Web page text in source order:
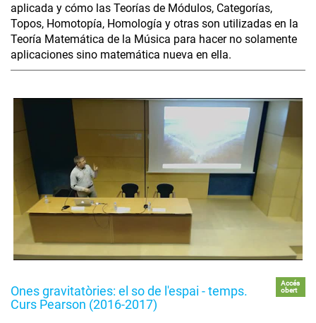
aplicada y cómo las Teorías de Módulos, Categorías,
Topos, Homotopía, Homología y otras son utilizadas en la
Teoría Matemática de la Música para hacer no solamente
aplicaciones sino matemática nueva en ella.
Ones gravitatòries: el so de l'espai - temps.
Curs Pearson (2016-2017)
Accés
obert